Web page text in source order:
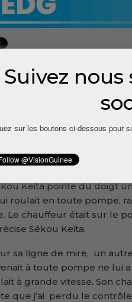
RC 6708-H,
bloquant la
survenu dans la soirée
de Ratoma.
matériels ont été
son camion chargé de
la commune urbaine de
Keita pointe du doigt
roulait en toute pompe,
Le chauffeur était sur le
Sékou Keita.
sa ligne de mire, un
à toute pompe ne lui
à grande vitesse. Son
que j’ai perdu le
Suivez nous
sur les boutons ci-dessous pour